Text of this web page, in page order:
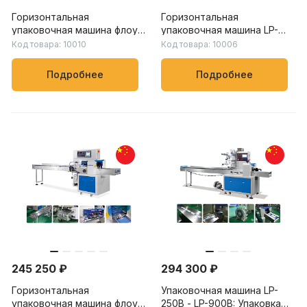
Горизонтальная
упаковочная машина флоу-
пак LP-250B – LP-900B:
скорость упаковки от 20
до 230 пакетов/мин, для
пищевых, химических и
бытовых товаров
Код товара: 10010
Подробнее
Горизонтальная
упаковочная машина LP-
450X – LP-900X: скорость
упаковки от 20 до 150
пакетов/мин, для упаковки
овощей, фруктов и других
продуктов
Код товара: 10006
Подробнее
245 250 ₽
Горизонтальная
упаковочная машина флоу-
294 300 ₽
Упаковочная машина LP-
250B - LP-900B: Упаковка